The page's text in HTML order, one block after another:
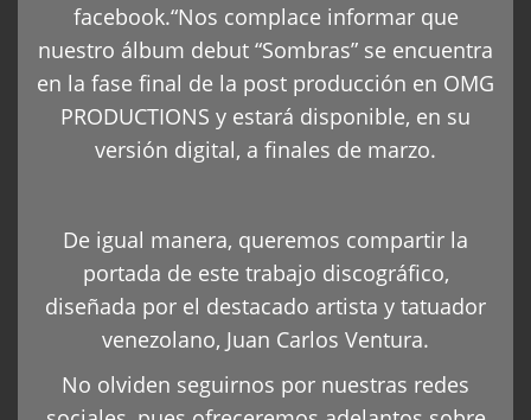
facebook.“Nos complace informar que
nuestro álbum debut “Sombras” se encuentra
en la fase final de la post producción en OMG
PRODUCTIONS y estará disponible, en su
versión digital, a finales de marzo.
De igual manera, queremos compartir la
portada de este trabajo discográfico,
diseñada por el destacado artista y tatuador
venezolano, Juan Carlos Ventura.
No olviden seguirnos por nuestras redes